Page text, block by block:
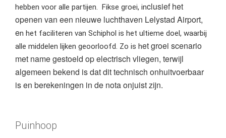
hebben voor alle partijen. Fikse groei, inclusief het
openen van een nieuwe luchthaven Lelystad Airport,
en het faciliteren van Schiphol is het ultieme doel, waarbij
alle middelen lijken geoorloofd. Zo is het groei scenario
met name gestoeld op electrisch vliegen, terwijl
algemeen bekend is dat dit technisch onhuitvoerbaar
is en berekeningen in de nota onjuist zijn.
Puinhoop